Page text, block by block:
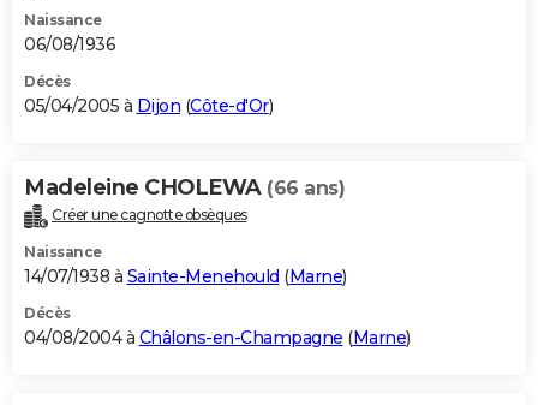
Naissance
06/08/1936
Décès
05/04/2005 à Dijon (Côte-d'Or)
Madeleine CHOLEWA (66 ans)
Créer une cagnotte obsèques
Naissance
14/07/1938 à Sainte-Menehould (Marne)
Décès
04/08/2004 à Châlons-en-Champagne (Marne)